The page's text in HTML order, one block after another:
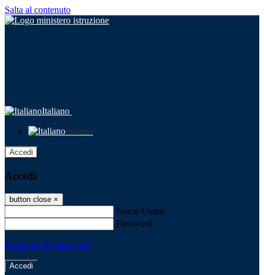
Salta al contenuto
Italiano
Italiano
Accedi
Accedi
button close ×
Nome Utente
Password
Password dimenticata?